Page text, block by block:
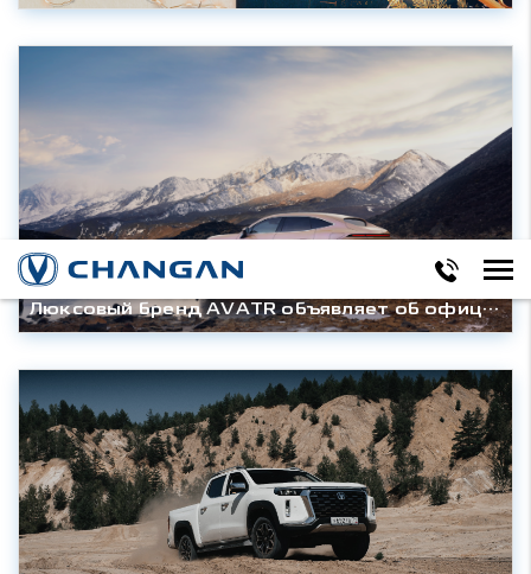
Люксовый бренд AVATR объявляет об официальном выходе на российский рынок